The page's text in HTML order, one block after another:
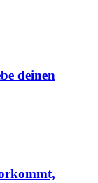
deinen